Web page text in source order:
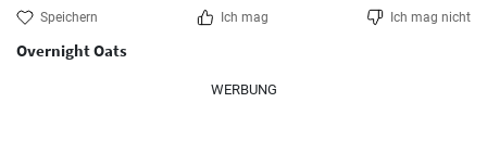
Speichern Ich mag Ich mag nicht
Overnight Oats
WERBUNG